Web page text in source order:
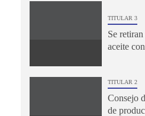
TITULAR 3
Se
aceite
TITULAR 2
Consejo
de